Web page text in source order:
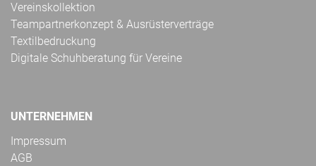
Vereinskollektion
Teampartnerkonzept & Ausrüsterverträge
Textilbedruckung
Digitale Schuhberatung für Vereine
UNTERNEHMEN
Impressum
AGB